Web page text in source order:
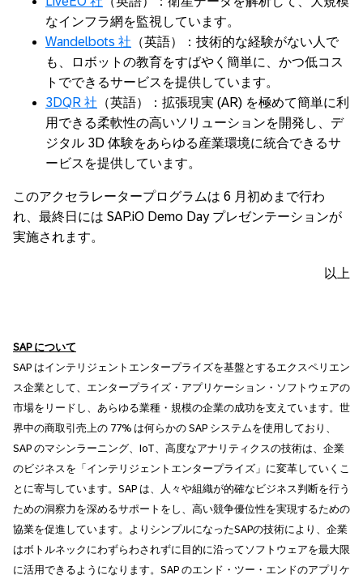
なインフラ網を監視しています。
Wandelbots 社 （英語）：技術的な経験がない人で
も、ロボットの教育をすばやく簡単に、かつ低コス
トでできるサービスを提供しています。
3DQR 社 （英語）：拡張現実 (AR) を極めて簡単に利
用できる柔軟性の高いソリューションを開発し、デ
ジタル 3D 体験をあらゆる産業環境に統合できるサ
ービスを提供しています。
このアクセラレータープログラムは 6 月初めまで行わ
れ、最終日には SAP.iO Demo Day プレゼンテーションが
実施されます。
以上
SAP について
SAP はインテリジェントエンタープライズを基盤とするエクスペリエン
ス企業として、エンタープライズ・アプリケーション・ソフトウェアの
市場をリードし、あらゆる業種・規模の企業の成功を支えています。世
界中の商取引売上の 77% は何らかの SAP システムを使用しており、
SAP のマシンラーニング、IoT、高度なアナリティクスの技術は、企業
のビジネスを「インテリジェントエンタープライズ」に変革していくこ
とに寄与しています。SAP は、人々や組織が的確なビジネス判断を行う
ための洞察力を深めるサポートをし、高い競争優位性を実現するための
協業を促進しています。よりシンプルになったSAPの技術により、企業
はボトルネックにわずらわされずに目的に沿ってソフトウェアを最大限
に活用できるようになります。SAP のエンド・ツー・エンドのアプリケ